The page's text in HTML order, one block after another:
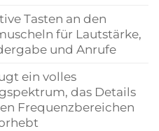
Tasten an den
für Lautstärke,
und Anrufe
ein volles
das Details
Frequenzbereichen